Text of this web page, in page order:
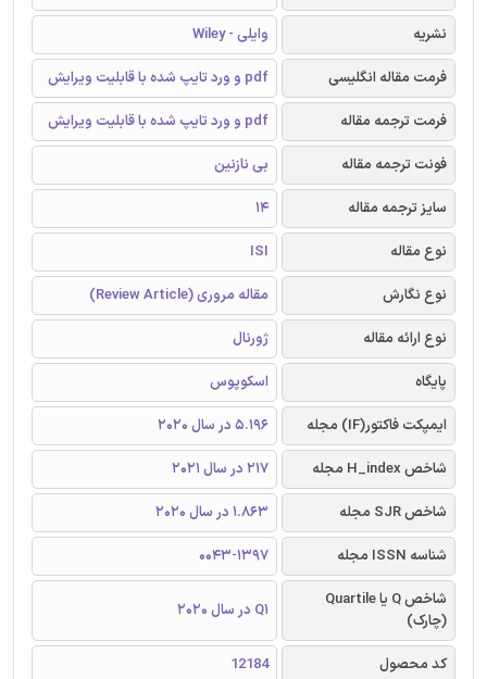
نشریه
وایلی - Wiley
فرمت مقاله انگلیسی
pdf و ورد تایپ شده با قابلیت ویرایش
فرمت ترجمه مقاله
pdf و ورد تایپ شده با قابلیت ویرایش
فونت ترجمه مقاله
بی نازنین
سایز ترجمه مقاله
14
نوع مقاله
ISI
نوع نگارش
مقاله مروری (Review Article)
نوع ارائه مقاله
ژورنال
پایگاه
اسکوپوس
ایمپکت فاکتور(IF) مجله
5.196 در سال 2020
شاخص H_index مجله
217 در سال 2021
شاخص SJR مجله
1.863 در سال 2020
شناسه ISSN مجله
0043-1397
شاخص Q یا Quartile
(چارک)
Q1 در سال 2020
کد محصول
12184